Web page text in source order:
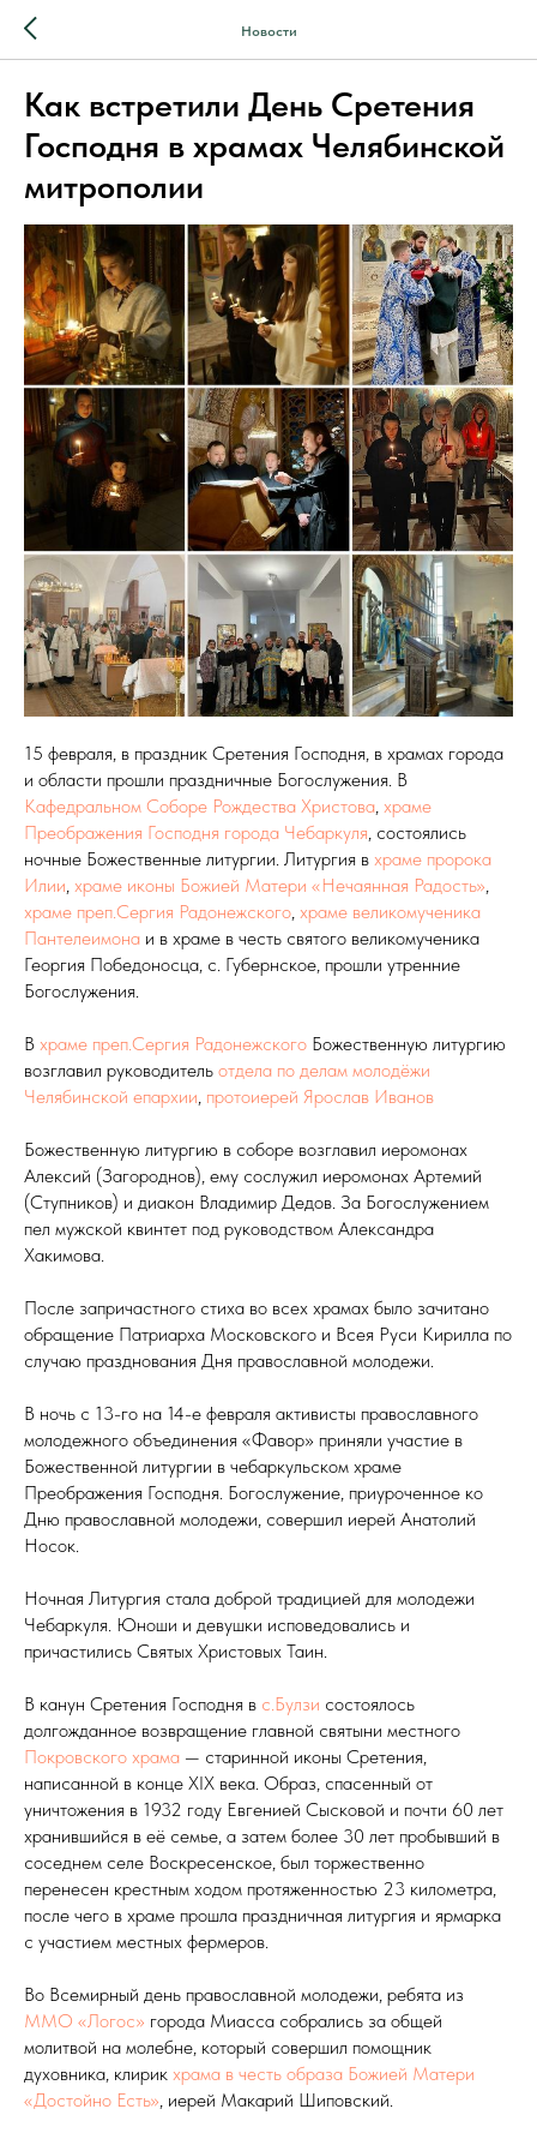
Новости
Как встретили День Сретения
Господня в храмах Челябинской
митрополии
15 февраля, в праздник Сретения Господня, в храмах города
и области прошли праздничные Богослужения. В
Кафедральном Соборе Рождества Христова, храме
Преображения Господня города Чебаркуля, состоялись
ночные Божественные литургии. Литургия в храме пророка
Илии, храме иконы Божией Матери «Нечаянная Радость»,
храме преп.Сергия Радонежского, храме великомученика
Пантелеимона и в храме в честь святого великомученика
Георгия Победоносца, с. Губернское, прошли утренние
Богослужения.
В храме преп.Сергия Радонежского Божественную литургию
возглавил руководитель отдела по делам молодёжи
Челябинской епархии, протоиерей Ярослав Иванов
Божественную литургию в соборе возглавил иеромонах
Алексий (Загороднов), ему сослужил иеромонах Артемий
(Ступников) и диакон Владимир Дедов. За Богослужением
пел мужской квинтет под руководством Александра
Хакимова.
После запричастного стиха во всех храмах было зачитано
обращение Патриарха Московского и Всея Руси Кирилла по
случаю празднования Дня православной молодежи.
В ночь с 13-го на 14-е февраля активисты православного
молодежного объединения «Фавор» приняли участие в
Божественной литургии в чебаркульском храме
Преображения Господня. Богослужение, приуроченное ко
Дню православной молодежи, совершил иерей Анатолий
Носок.
Ночная Литургия стала доброй традицией для молодежи
Чебаркуля. Юноши и девушки исповедовались и
причастились Святых Христовых Таин.
В канун Сретения Господня в с.Булзи состоялось
долгожданное возвращение главной святыни местного
Покровского храма — старинной иконы Сретения,
написанной в конце XIX века. Образ, спасенный от
уничтожения в 1932 году Евгенией Сысковой и почти 60 лет
хранившийся в её семье, а затем более 30 лет пробывший в
соседнем селе Воскресенское, был торжественно
перенесен крестным ходом протяженностью 23 километра,
после чего в храме прошла праздничная литургия и ярмарка
с участием местных фермеров.
Во Всемирный день православной молодежи, ребята из
ММО «Логос» города Миасса собрались за общей
молитвой на молебне, который совершил помощник
духовника, клирик храма в честь образа Божией Матери
«Достойно Есть», иерей Макарий Шиповский.